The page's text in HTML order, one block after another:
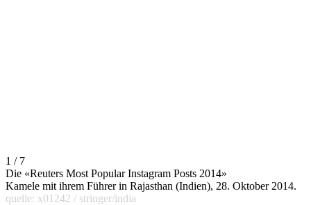
1 / 7
Die «Reuters Most Popular Instagram Posts 2014»
Kamele mit ihrem Führer in Rajasthan (Indien), 28. Oktober 2014.
quelle: x01242 / stringer/india